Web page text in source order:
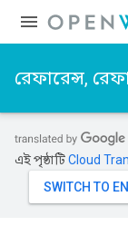
রেফারেন্স,
এই পৃষ্ঠাটিCloud